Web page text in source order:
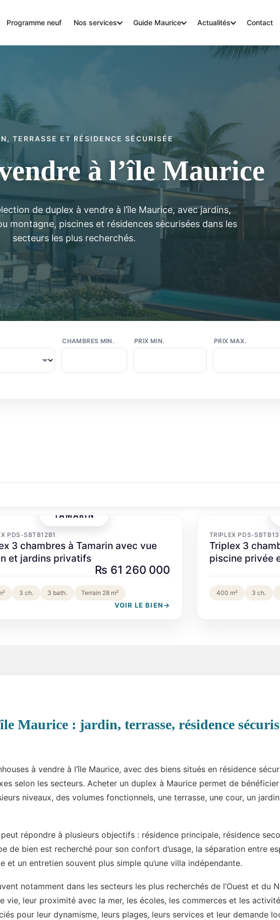
Programme neuf Nos services Guide Maurice Actualités Contact
TERRASSE ET RÉSIDENCE SÉCURISÉE
à l’île Maurice
de duplex à vendre à l’île Maurice, avec jardins,
montagne, piscines et résidences sécurisées dans les
secteurs les plus recherchés.
CHAMBRES MIN. PRIX MIN. PRIX MAX.
TAMARIN
PDS •SBTB12B1
3 chambres à Tamarin avec vue
et jardins privatifs
Rs 61 260 000
3 ch. 3 bath. Terrain 28 m²
VOIR LE BIEN→
TRIPLEX PDS•
Triplex 3
piscine privée
400 m² 3 ch.
Maurice : jardin, terrasse, résidence
à vendre à l’île Maurice, avec des biens situés en résidence
selon les secteurs. Acheter un duplex à Maurice permet de bénéficier
niveaux, des volumes fonctionnels, une terrasse, une cour, un
répondre à plusieurs objectifs : résidence principale, résidence
bien est recherché pour son confort d’usage, la séparation entre
un entretien souvent plus simple qu’une villa indépendante.
notamment dans les secteurs les plus recherchés de l’Ouest et du
vie, leur proximité avec la mer, les écoles, les commerces et les
pour leur dynamisme, leurs plages, leurs services et leur demande